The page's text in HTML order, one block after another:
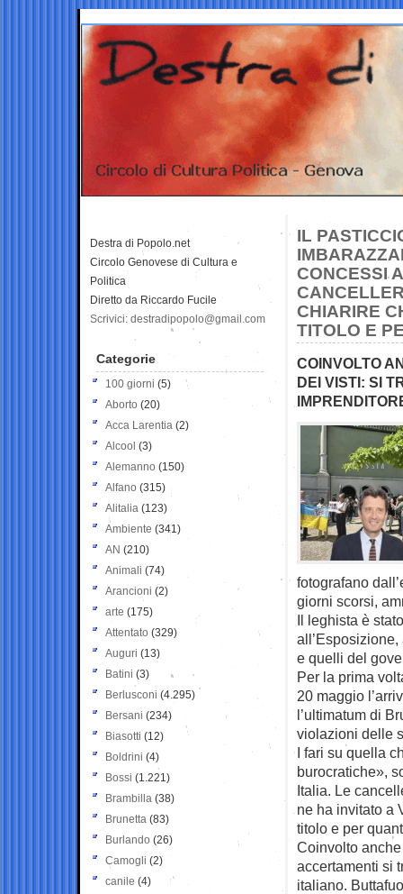
IL
CONCESSI
CHIARIRE
TITOLO E
COINVOLTO
DEI VISTI: SI
fotografano
giorni scorsi,
Il leghista è
e quelli del
Per la prima
20 maggio
l’ultimatum di
violazioni delle
I fari su quella
burocratiche»,
Italia. Le
ne ha invitato a
titolo e per
Coinvolto
accertamenti si
italiano.
Destra di Popolo.net
Circolo Genovese di Cultura e
Politica
Diretto da Riccardo Fucile
Scrivici: destradipopolo@gmail.com
Categorie
100 giorni (5)
Aborto (20)
Acca Larentia (2)
Alcool (3)
Alemanno (150)
Alfano (315)
Alitalia (123)
Ambiente (341)
AN (210)
Animali (74)
Arancioni (2)
arte (175)
Attentato (329)
Auguri (13)
Batini (3)
Berlusconi (4.295)
Bersani (234)
Biasotti (12)
Boldrini (4)
Bossi (1.221)
Brambilla (38)
Brunetta (83)
Burlando (26)
Camogli (2)
canile (4)